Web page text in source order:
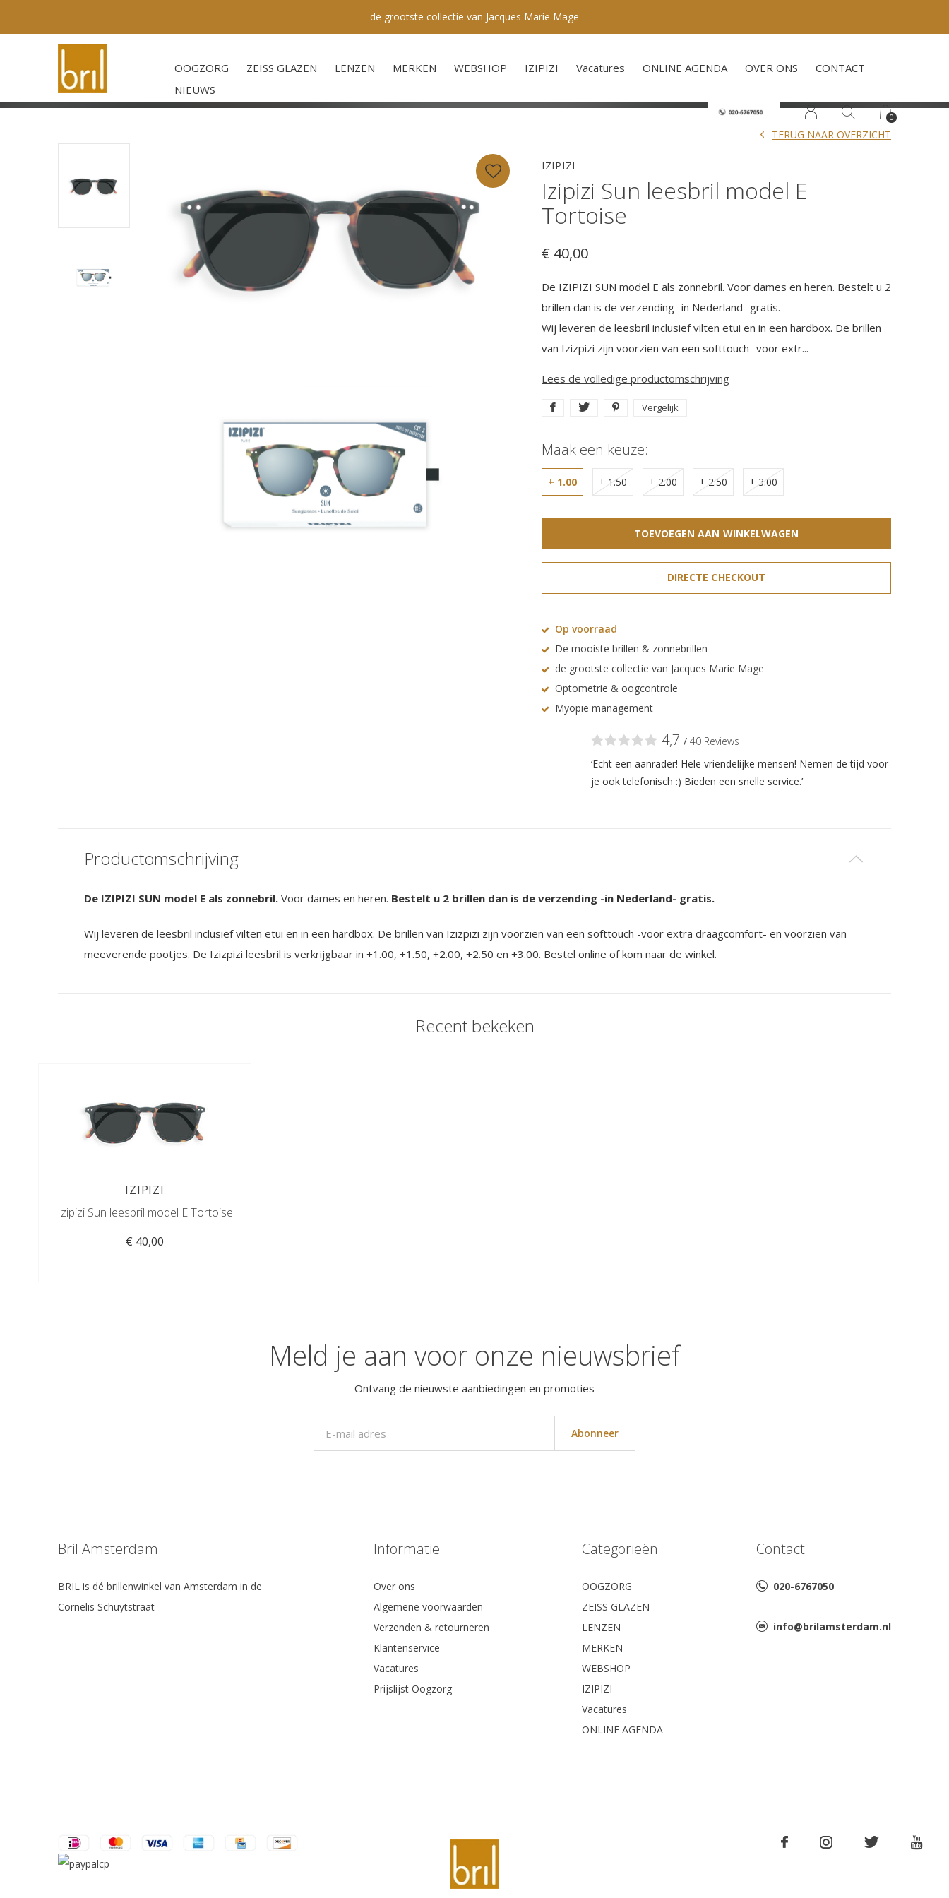
OOGZORG ZEISS GLAZEN LENZEN MERKEN WEBSHOP IZIPIZI Vacatures ONLINE AGENDA OVER ONS
CONTACT
NIEUWS
0
Optometrie & oogcontrole
IZIPIZI
Izipizi Sun leesbril model E
Tortoise
TERUG NAAR OVERZICHT
€ 40,00
De IZIPIZI SUN model E als zonnebril. Voor dames en heren. Bestelt u 2
brillen dan is de verzending -in Nederland- gratis.
Wij leveren de leesbril inclusief vilten etui en in een hardbox. De brillen
van Izizpizi zijn voorzien van een softtouch -voor extr...
Lees de volledige productomschrijving
Vergelijk
Maak een keuze:
+ 1.00 + 1.50 + 2.00 + 2.50 + 3.00
TOEVOEGEN AAN WINKELWAGEN
DIRECTE CHECKOUT
Op voorraad
De mooiste brillen & zonnebrillen
de grootste collectie van Jacques Marie Mage
Optometrie & oogcontrole
Myopie management
4,7 / 40 Reviews
‘Echt een aanrader! Hele vriendelijke mensen! Nemen de tijd voor
je ook telefonisch :) Bieden een snelle service.’
Productomschrijving
De IZIPIZI SUN model E als zonnebril. Voor dames en heren. Bestelt u 2 brillen dan is de verzending -in Nederland- gratis.
Wij leveren de leesbril inclusief vilten etui en in een hardbox. De brillen van Izizpizi zijn voorzien van een softtouch -voor extra draagcomfort- en voorzien van
meeverende pootjes. De Izizpizi leesbril is verkrijgbaar in +1.00, +1.50, +2.00, +2.50 en +3.00. Bestel online of kom naar de winkel.
Recent bekeken
IZIPIZI
Izipizi Sun leesbril model E Tortoise
€ 40,00
Meld je aan voor onze nieuwsbrief
Ontvang de nieuwste aanbiedingen en promoties
Abonneer
Bril Amsterdam
BRIL is dé brillenwinkel van Amsterdam in de
Cornelis Schuytstraat
Informatie
Over ons
Algemene voorwaarden
Verzenden & retourneren
Klantenservice
Vacatures
Prijslijst Oogzorg
Categorieën
OOGZORG
ZEISS GLAZEN
LENZEN
MERKEN
WEBSHOP
IZIPIZI
Vacatures
ONLINE AGENDA
Contact
020-6767050
info@brilamsterdam.nl